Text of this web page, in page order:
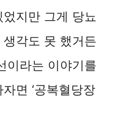
지만 그게 당뇨
각도 못 했거든
이라는 이야기를
면 ‘공복혈당장